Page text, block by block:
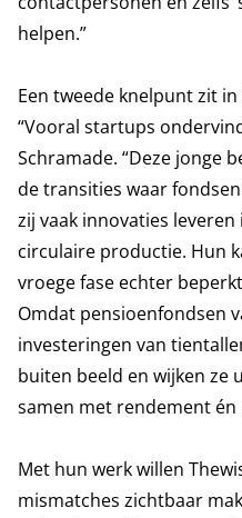
helpen.”
Een tweede knelpunt zit
“Vooral startups
Schramade. “Deze jonge
de transities waar
zij vaak innovaties
circulaire productie. Hun
vroege fase echter
Omdat pensioenfondsen
investeringen van
buiten beeld en wijken ze
samen met rendement
Met hun werk willen
mismatches zichtbaar